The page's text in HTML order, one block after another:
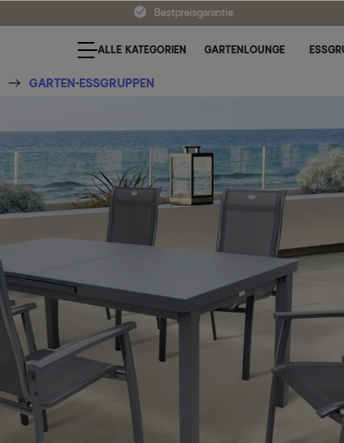
Bestpreisgarantie
ALLE KATEGORIEN GARTENLOUNGE
GARTEN-ESSGRUPPEN